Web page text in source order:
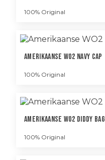
100% Original
Amerikaanse WO2 Navy Cap
100% Original
Amerikaanse WO2 Diddy Bag
100% Original